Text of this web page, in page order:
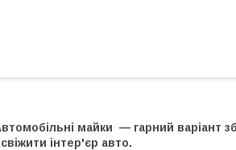
майки — гарний варіант
інтер'єр авто.